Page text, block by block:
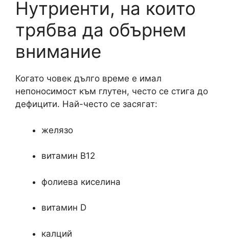
Нутриенти, на които
трябва да обърнем
внимание
Когато човек дълго време е имал
непоносимост към глутен, често се стига до
дефицити. Най-често се засягат:
желязо
витамин B12
фолиева киселина
витамин D
калций